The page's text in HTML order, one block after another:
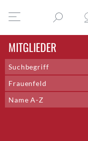
MITGLIEDER
Frauenfeld
Ort
Aarau
Name A-Z
Sortieren nach